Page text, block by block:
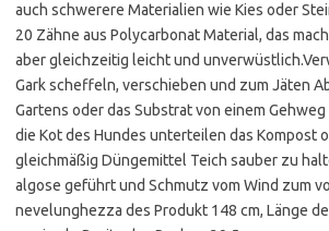
auch schwerere Materialien wie Kies oder
20 Zähne aus Polycarbonat Material, das
aber gleichzeitig leicht und
Gark scheffeln, verschieben und zum Jäten
Gartens oder das Substrat von einem
die Kot des Hundes unterteilen das Kompost
gleichmäßig Düngemittel Teich sauber zu
algose geführt und Schmutz vom Wind zum
nevelunghezza des Produkt 148 cm, Länge